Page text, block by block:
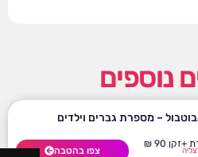
נוספים
– מספרת גברים וילדים
90 ₪
צפו בהטבה